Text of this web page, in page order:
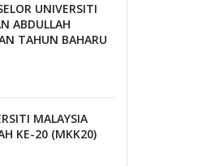
UNIVERSITI
ABDULLAH
TAHUN BAHARU
MALAYSIA
KE-20 (MKK20)